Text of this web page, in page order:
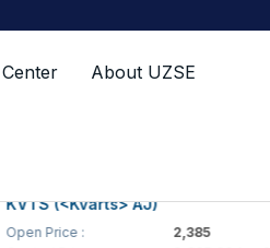
About UZSE
(<Kvarts> AJ)
Price :
2,385